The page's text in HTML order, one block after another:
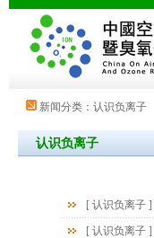
新闻分类：认识负离子
认识负离子
[ 认识负离子 ]
[ 认识负离子 ]